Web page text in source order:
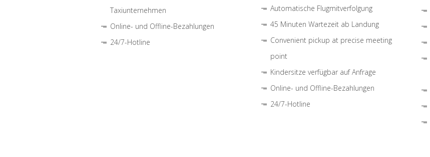
Taxiunternehmen
Online- und Offline-Bezahlungen
24/7-Hotline
Automatische Flugmitverfolgung
45 Minuten Wartezeit ab Landung
Convenient pickup at precise meeting
point
Kindersitze verfügbar auf Anfrage
Online- und Offline-Bezahlungen
24/7-Hotline